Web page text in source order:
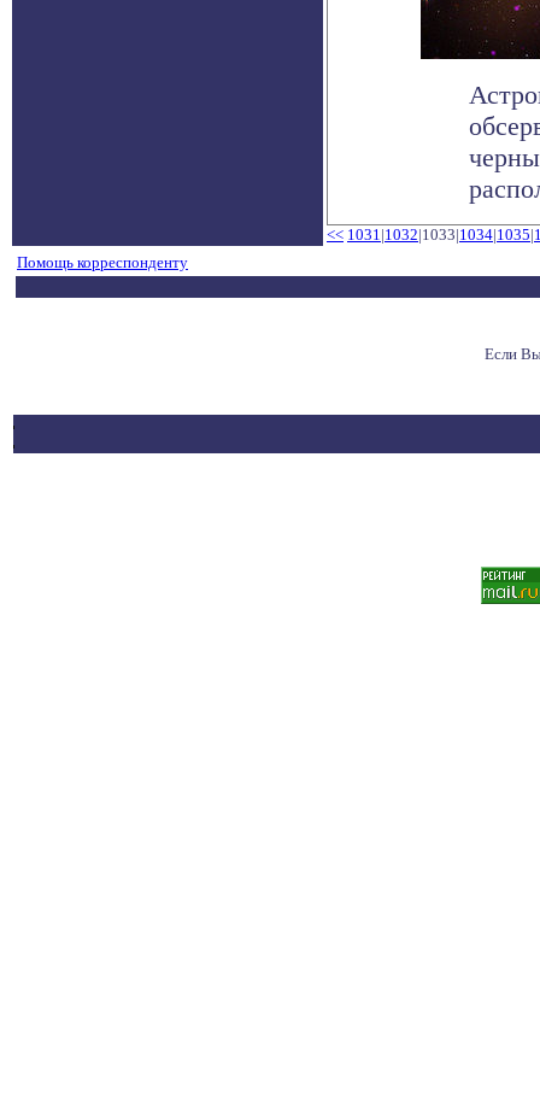
<< 1031|1032|1033|1034|1035|
Помощь корреспонденту
Если